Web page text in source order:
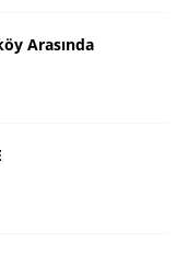
Arasında